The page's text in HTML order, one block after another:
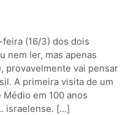
(16/3) dos dois
nem ler, mas apenas
provavelmente vai pensar
A primeira visita de um
em 100 anos
israelense. […]